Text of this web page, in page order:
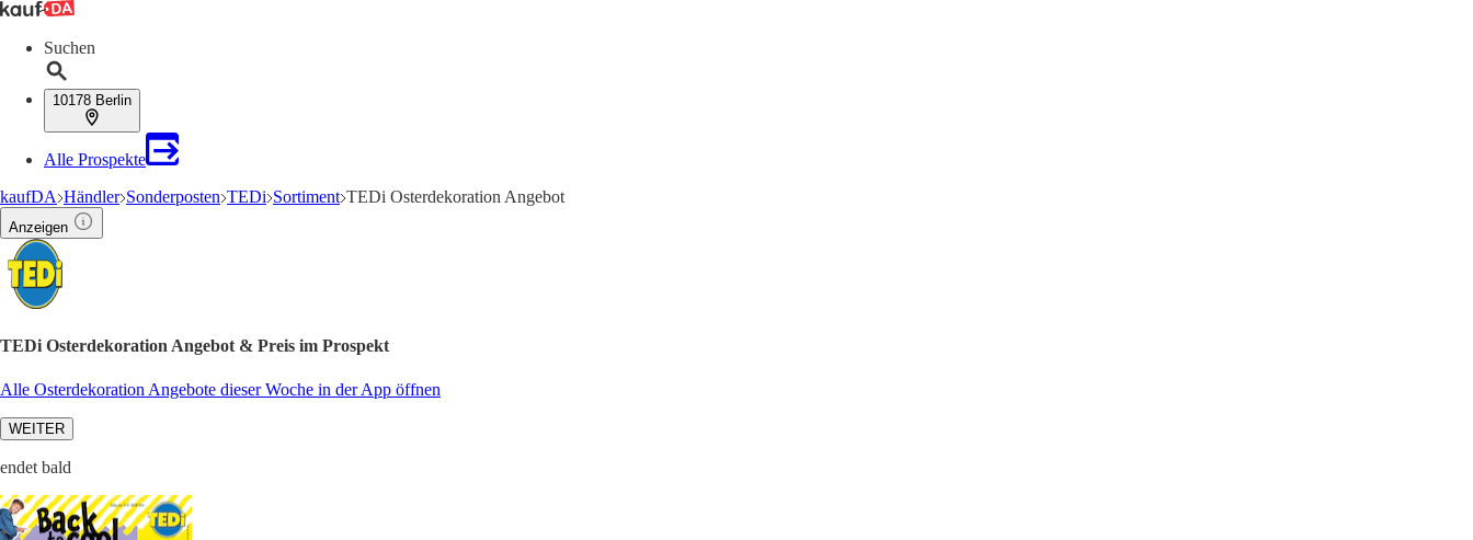
Suchen
10178 Berlin
Alle Prospekte
kaufDA Händler Sonderposten TEDi Sortiment TEDi Osterdekoration Angebot
Anzeigen
TEDi Osterdekoration Angebot & Preis im Prospekt
Alle Osterdekoration Angebote dieser Woche in der App öffnen
WEITER
endet bald